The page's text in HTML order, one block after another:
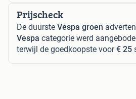
Prijscheck
De duurste Vespa groen
Vespa categorie werd
terwijl de goedkoopste voor€ 25